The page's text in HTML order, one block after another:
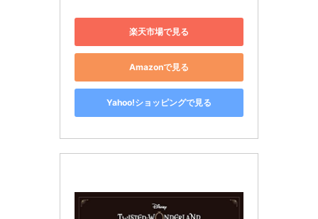
楽天市場で見る
Amazonで見る
Yahoo!ショッピングで見る